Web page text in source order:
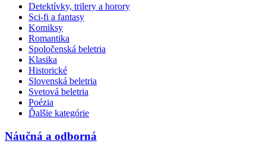
Detektívky, trilery a horory
Sci-fi a fantasy
Komiksy
Romantika
Spoločenská beletria
Klasika
Historické
Slovenská beletria
Svetová beletria
Poézia
Ďalšie kategórie
Náučná a odborná